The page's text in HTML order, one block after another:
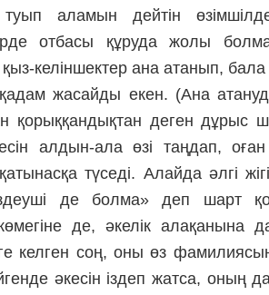
туып ала­мын дейтін
отбасы құ­руда жолы
ке­лін­шек­тер ана атанып, бала
жасайды екен. (Ана
қо­рыққандықтан деген дұрыс
алдын-ала өзі таңдап,
түседі. Алайда әл­гі
де болма» деп шарт
де, әкелік алақанына
келген соң, оны өз
әкесін із­деп жатса, оның